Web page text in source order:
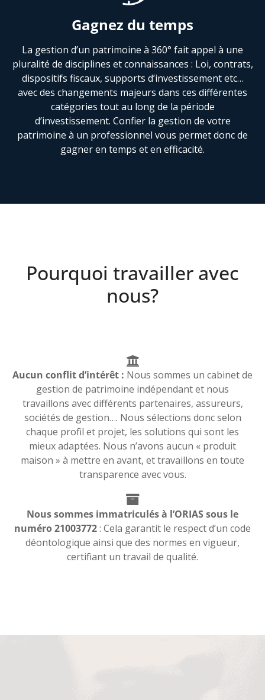
Gagnez du temps
La gestion d’un patrimoine à 360° fait appel à une
pluralité de disciplines et connaissances : Loi, contrats,
dispositifs fiscaux, supports d’investissement etc…
avec des changements majeurs dans ces différentes
catégories tout au long de la période
d’investissement. Confier la gestion de votre
patrimoine à un professionnel vous permet donc de
gagner en temps et en efficacité.
Pourquoi travailler avec
nous?
Aucun conflit d’intérêt : Nous sommes un cabinet de
gestion de patrimoine indépendant et nous
travaillons avec différents partenaires, assureurs,
sociétés de gestion…. Nous sélections donc selon
chaque profil et projet, les solutions qui sont les
mieux adaptées. Nous n’avons aucun « produit
maison » à mettre en avant, et travaillons en toute
transparence avec vous.
Nous sommes immatriculés à l’ORIAS sous le
numéro 21003772: Cela garantit le respect d’un code
déontologique ainsi que des normes en vigueur,
certifiant un travail de qualité.